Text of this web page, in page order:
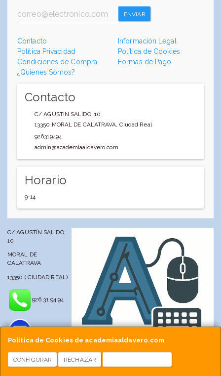
Política de Cookies de academiaaldavero.com
CONFIGURAR RECHAZAR
ENVIAR
Contacto
Información Legal
Política Privacidad
Política de Cookies
Condiciones de Compra
Formas de Pago
¿Quienes Somos?
Contacto
C/ AGUSTIN SALIDO, 10
13350 MORAL DE CALATRAVA, Ciudad Real
926319494
admin@academiaaldavero.com
Horario
9-14
C/ AGUSTÍN SALIDO,
10
MORAL DE
CALATRAVA
13350 ( CIUDAD REAL)
926 31 94 94